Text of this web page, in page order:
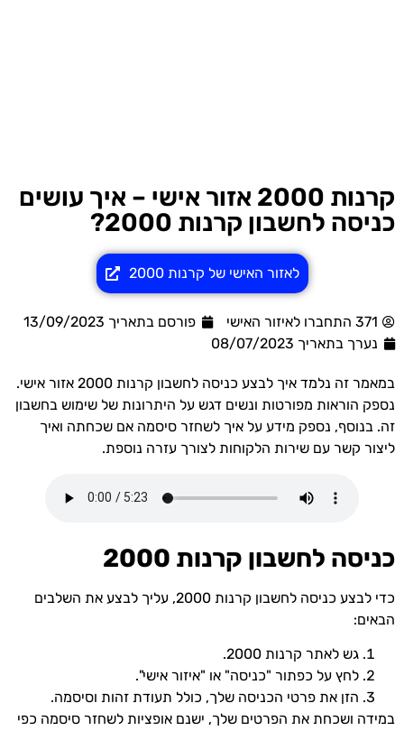
קרנות 2000 אזור אישי – איך עושים
כניסה לחשבון קרנות 2000?
לאזור האישי של קרנות 2000
371 התחברו לאיזור האישי
פורסם בתאריך 13/09/2023
נערך בתאריך 08/07/2023
במאמר זה נלמד איך לבצע כניסה לחשבון קרנות 2000 אזור אישי.
נספק הוראות מפורטות ונשים דגש על היתרונות של שימוש בחשבון
זה. בנוסף, נספק מידע על איך לשחזר סיסמה אם שכחתה ואיך
ליצור קשר עם שירות הלקוחות לצורך עזרה נוספת.
כניסה לחשבון קרנות 2000
כדי לבצע כניסה לחשבון קרנות 2000, עליך לבצע את השלבים
הבאים:
גש לאתר קרנות 2000.
לחץ על כפתור "כניסה" או "איזור אישי".
הזן את פרטי הכניסה שלך, כולל תעודת זהות וסיסמה.
במידה ושכחת את הפרטים שלך, ישנם אופציות לשחזר סיסמה כפי